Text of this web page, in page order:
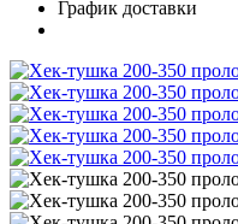
График доставки